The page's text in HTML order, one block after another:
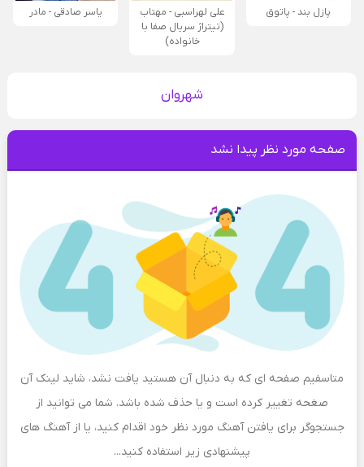
پازل بند - پاتوق
علی لهراسبی - مهتاب
(تیتراژ سریال صفا با
خانواده)
یاسر صادقی - مادر
شهروان
صفحه مورد نظر پیدا نشد
متاسفیم صفحه ای که به دنبال آن هستید یافت نشد، شاید لینک آن
صغحه تغییر کرده است و یا حذف شده باشد. شما می توانید از
جستجوگر برای یافتن آهنگ مورد نظر خود اقدام کنید، یا از آهنگ های
پیشنهادی زیر استفاده کنید...